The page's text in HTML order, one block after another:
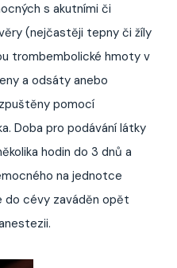
s akutními či
(nejčastěji tepny či žíly
trombembolické hmoty v
a odsáty anebo
pomocí
Doba pro podávání látky
hodin do 3 dnů a
na jednotce
do cévy zaváděn opět